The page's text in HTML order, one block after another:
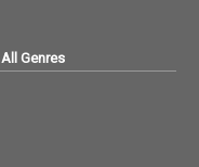
All Genres